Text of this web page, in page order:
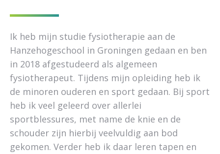
Ik heb mijn studie fysiotherapie aan de
Hanzehogeschool in Groningen gedaan en ben
in 2018 afgestudeerd als algemeen
fysiotherapeut. Tijdens mijn opleiding heb ik
de minoren ouderen en sport gedaan. Bij sport
heb ik veel geleerd over allerlei
sportblessures, met name de knie en de
schouder zijn hierbij veelvuldig aan bod
gekomen. Verder heb ik daar leren tapen en